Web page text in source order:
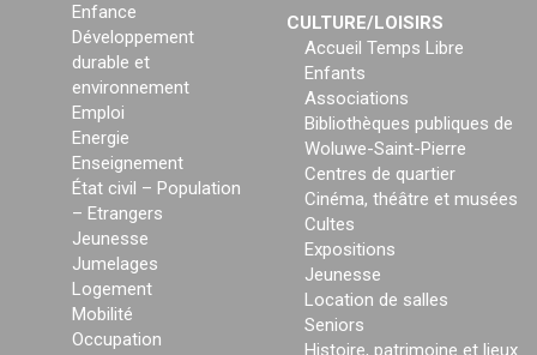
Enfance
Développement
durable et
environnement
Emploi
Energie
Enseignement
État civil – Population
– Etrangers
Jeunesse
Jumelages
Logement
Mobilité
Occupation
CULTURE/LOISIRS
Accueil Temps Libre
Enfants
Associations
Bibliothèques publiques de
Woluwe-Saint-Pierre
Centres de quartier
Cinéma, théâtre et musées
Cultes
Expositions
Jeunesse
Location de salles
Seniors
Histoire, patrimoine et lieux